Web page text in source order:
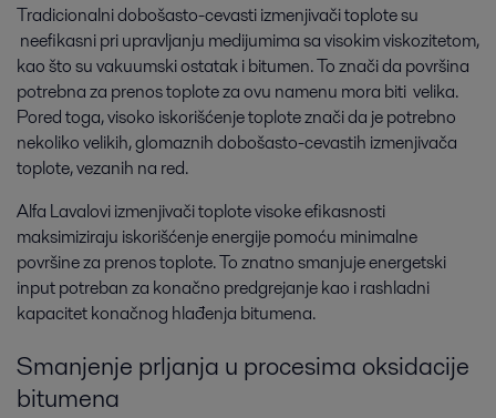
Tradicionalni dobošasto-cevasti izmenjivači toplote su
neefikasni pri upravljanju medijumima sa visokim viskozitetom,
kao što su vakuumski ostatak i bitumen. To znači da površina
potrebna za prenos toplote za ovu namenu mora biti velika.
Pored toga, visoko iskorišćenje toplote znači da je potrebno
nekoliko velikih, glomaznih dobošasto-cevastih izmenjivača
toplote, vezanih na red.
Alfa Lavalovi izmenjivači toplote visoke efikasnosti
maksimiziraju iskorišćenje energije pomoću minimalne
površine za prenos toplote. To znatno smanjuje energetski
input potreban za konačno predgrejanje kao i rashladni
kapacitet konačnog hlađenja bitumena.
Smanjenje prljanja u procesima oksidacije
bitumena